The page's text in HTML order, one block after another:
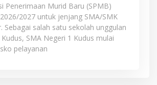
Penerimaan Murid Baru (SPMB)
2027 untuk jenjang SMA/SMK
Sebagai salah satu sekolah unggulan
SMA Negeri 1 Kudus mulai
pelayanan